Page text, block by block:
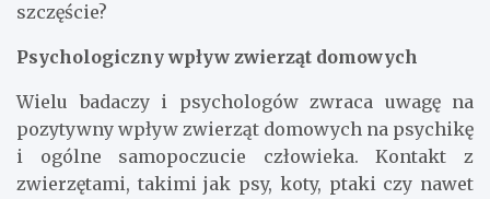
szczęście?
Psychologiczny wpływ zwierząt domowych
Wielu badaczy i psychologów zwraca uwagę na
pozytywny wpływ zwierząt domowych na psychikę
i ogólne samopoczucie człowieka. Kontakt z
zwierzętami, takimi jak psy, koty, ptaki czy nawet